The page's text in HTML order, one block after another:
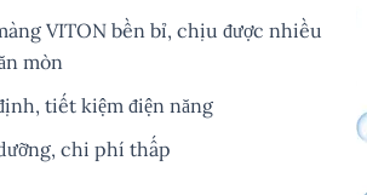
VITON bền bỉ, chịu được nhiều
mòn
tiết kiệm điện năng
chi phí thấp